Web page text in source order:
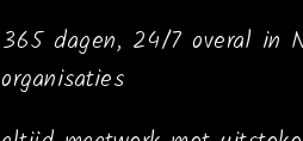
365 dagen, 24/7 overal in
organisaties